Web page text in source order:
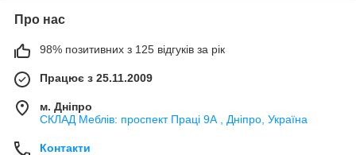
Про нас
98% позитивних з 125 відгуків за рік
Працює з 25.11.2009
м. Дніпро
СКЛАД Меблів: проспект Праці 9А , Дніпро, Україна
Контакти